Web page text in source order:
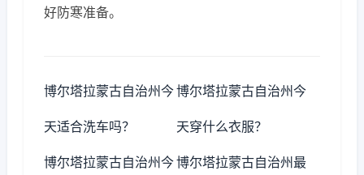
好防寒准备。
博尔塔拉蒙古自治州今
天适合洗车吗？
博尔塔拉蒙古自治州今
天穿什么衣服？
博尔塔拉蒙古自治州今博尔塔拉蒙古自治州最